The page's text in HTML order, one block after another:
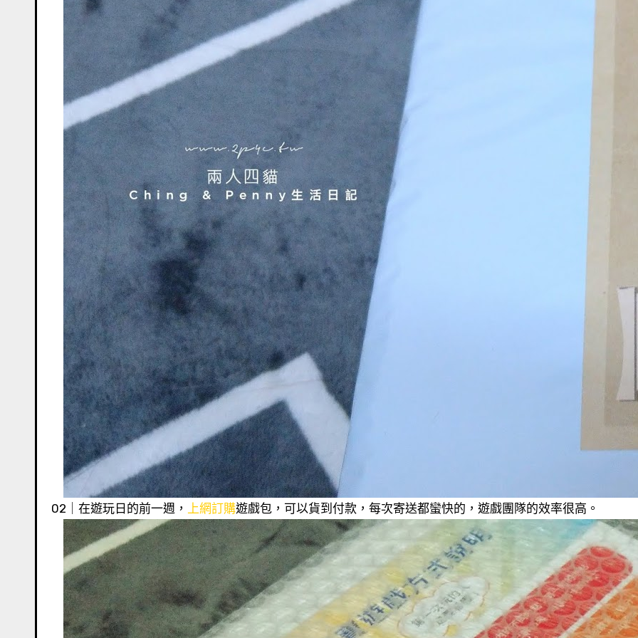
02｜在遊玩日的前一週， 上網訂購遊戲包，可以貨到付款，每次寄送都蠻快的，遊戲團隊的效率很高。